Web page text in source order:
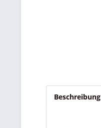
Beschreibung